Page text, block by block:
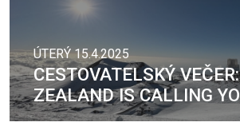
ÚTERÝ 15.4.2025
CESTOVATELSKÝ
ZEALAND IS CALLING